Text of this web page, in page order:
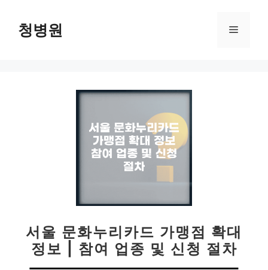
청병원 메
서울 문화누리카드 가맹점 확대
정보 | 참여 업종 및 신청 절차